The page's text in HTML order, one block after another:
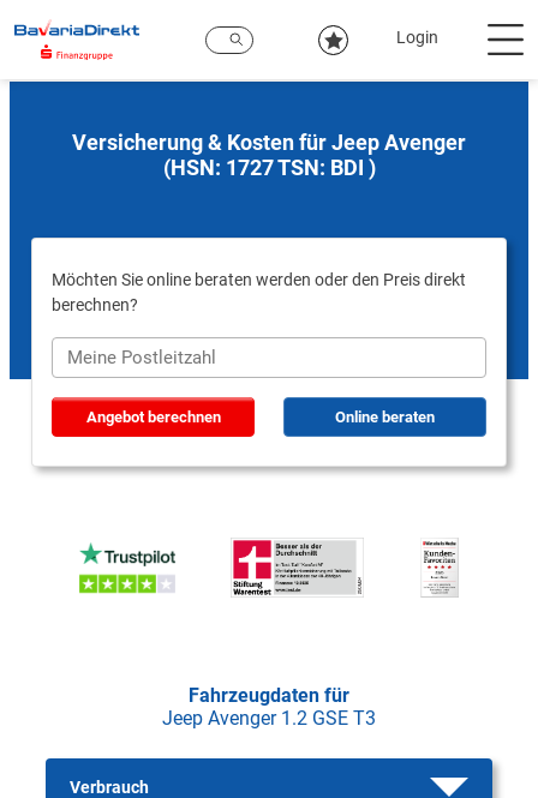
Hauptinhalt
Login
Versicherung & Kosten für Jeep Avenger
(HSN: 1727 TSN: BDI )
Möchten Sie online beraten werden oder den Preis direkt
berechnen?
Angebot berechnen Online beraten
Fahrzeugdaten für
Jeep Avenger 1.2 GSE T3
Verbrauch